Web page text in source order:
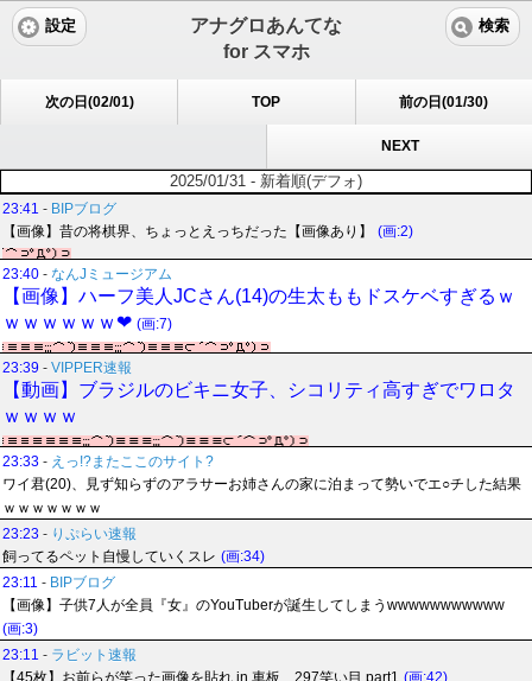
アナグロあんてな
for スマホ
設定 検索
次の日(02/01) TOP 前の日(01/30)
NEXT
2025/01/31 - 新着順(デフォ)
23:41 - BIPブログ
【画像】昔の将棋界、ちょっとえっちだった【画像あり】
(画:2)
23:40 - なんJミュージアム
【画像】ハーフ美人JCさん(14)の生太ももドスケベすぎるｗ
ｗｗｗｗｗｗ❤ (画:7)
23:39 - VIPPER速報
【動画】ブラジルのビキニ女子、シコリティ高すぎでワロタ
ｗｗｗｗ
23:33 - えっ!?またここのサイト?
ワイ君(20)、見ず知らずのアラサーお姉さんの家に泊まって勢いでエ○チした結果
ｗｗｗｗｗｗｗ
23:23 - りぷらい速報
飼ってるペット自慢していくスレ (画:34)
23:11 - BIPブログ
【画像】子供7人が全員『女』のYouTuberが誕生してしまうwwwwwwwwwww
(画:3)
23:11 - ラビット速報
【45枚】お前らが笑った画像を貼れ in 車板 297笑い目 part1 (画:42)